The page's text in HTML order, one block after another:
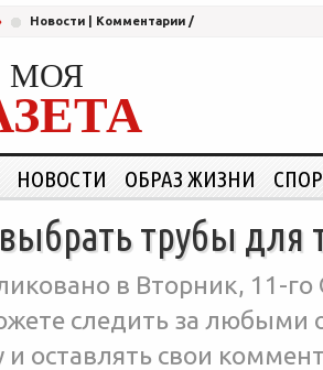
Новости Комментарии /
МОЯ
НОВОСТИ ОБРАЗ ЖИЗНИ
трубы для
в Вторник, 11-го
следить за любыми
и оставлять свои